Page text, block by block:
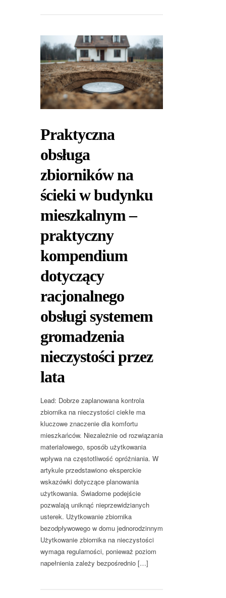
Praktyczna
obsługa
zbiorników na
ścieki w budynku
mieszkalnym –
praktyczny
kompendium
dotyczący
racjonalnego
obsługi systemem
gromadzenia
nieczystości przez
lata
Lead: Dobrze zaplanowana kontrola
zbiornika na nieczystości ciekłe ma
kluczowe znaczenie dla komfortu
mieszkańców. Niezależnie od rozwiązania
materiałowego, sposób użytkowania
wpływa na częstotliwość opróżniania. W
artykule przedstawiono eksperckie
wskazówki dotyczące planowania
użytkowania. Świadome podejście
pozwalają uniknąć nieprzewidzianych
usterek. Użytkowanie zbiornika
bezodpływowego w domu jednorodzinnym
Użytkowanie zbiornika na nieczystości
wymaga regularności, ponieważ poziom
napełnienia zależy bezpośrednio […]